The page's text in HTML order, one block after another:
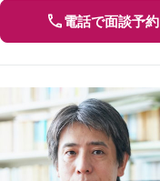
電話で面談予約